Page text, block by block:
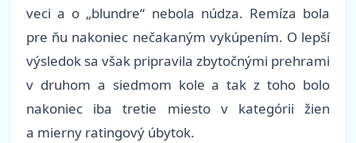
veci a o „blundre“ nebola núdza. Remíza bola
pre ňu nakoniec nečakaným vykúpením. O lepší
výsledok sa však pripravila zbytočnými prehrami
v druhom a siedmom kole a tak z toho bolo
nakoniec iba tretie miesto v kategórii žien
a mierny ratingový úbytok.